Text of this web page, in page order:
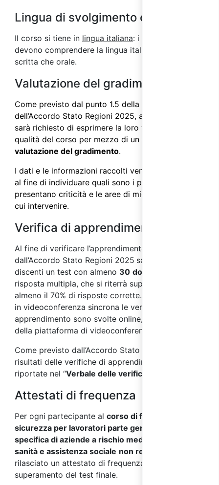
Lingua di svolgimento del corso
Il corso si tiene in lingua italiana: i partecipanti
devono comprendere la lingua italiana sia in forma
scritta che orale.
Valutazione del gradimento
Come previsto dal punto 1.5 della parte IV
dell’Accordo Stato Regioni 2025, ai partecipanti
sarà richiesto di esprimere la loro valutazione sulla
qualità del corso per mezzo di un questionario di
valutazione del gradimento.
I dati e le informazioni raccolti vengono analizzati
al fine di individuare quali sono i processi che
presentano criticità e le aree di miglioramento su
cui intervenire.
Verifica di apprendimento
Al fine di verificare l’apprendimento, come previsto
dall’Accordo Stato Regioni 2025 sarà sottoposto ai
discenti un test con almeno 30 domande
risposta multipla, che si riterrà superato con
almeno il 70% di risposte corrette. Nei corsi svolti
in videoconferenza sincrona le verifiche di
apprendimento sono svolte online, per mezzo
della piattaforma di videoconferenza.
Come previsto dall’Accordo Stato Regioni 2025, i
risultati delle verifiche di apprendimento saranno
riportate nel “Verbale delle verifiche finali
Attestati di frequenza
Per ogni partecipante al corso di formazione sulla
sicurezza per lavoratori parte generale+parte
specifica di aziende a rischio medio del settore
sanità e assistenza sociale non residenziale
rilasciato un attestato di frequenza a seguito del
superamento del test finale.